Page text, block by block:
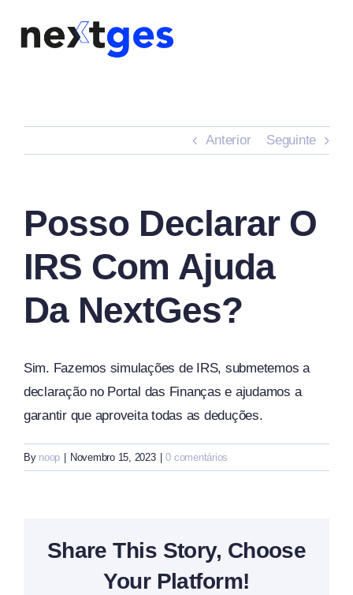
Anterior Seguinte
Posso Declarar O
IRS Com Ajuda
Da NextGes?
Sim. Fazemos simulações de IRS, submetemos a
declaração no Portal das Finanças e ajudamos a
garantir que aproveita todas as deduções.
By noop Novembro 15, 2023 0 comentários
Share This Story, Choose
Your Platform!